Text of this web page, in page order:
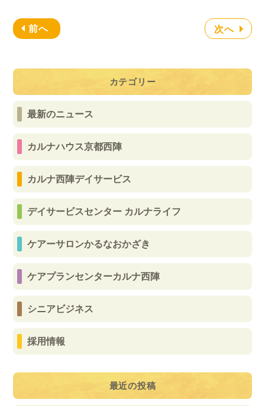
カテゴリー
最新のニュース
カルナハウス京都西陣
カルナ西陣デイサービス
デイサービスセンター カルナライフ
ケアーサロンかるなおかざき
ケアプランセンターカルナ西陣
シニアビジネス
採用情報
最近の投稿
前へ 次へ